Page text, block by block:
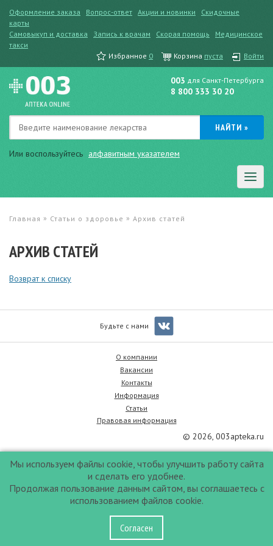
Оформление заказа Вопрос-ответ Акции и новинки
Скидочные
карты
Самовыкуп и доставка
Запись к врачам Скорая помощь
Медицинское
такси
Избранное 0 Корзина пуста Войти
Или воспользуйтесь алфавитным указателем
003 для Санкт-Петербурга
8 800 333 30 20
Главная » Статьи о здоровье » Архив статей
АРХИВ СТАТЕЙ
Возврат к списку
Будьте с нами
О компании
Вакансии
Контакты
Информация
Статьи
Правовая информация
© 2026, 003apteka.ru
Мы используем файлы cookie, чтобы улучшить работу сайта
и сделать его удобнее.
Продолжая пользование данным сайтом, вы соглашаетесь с
использованием файлов cookie.
Согласен